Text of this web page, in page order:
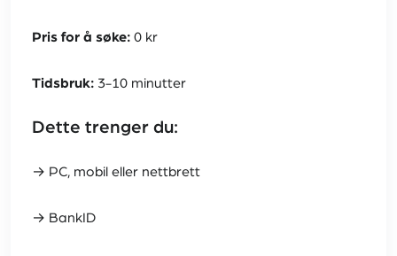
Pris for å søke: 0 kr
Tidsbruk: 3-10 minutter
Dette trenger du:
→ PC, mobil eller nettbrett
→ BankID